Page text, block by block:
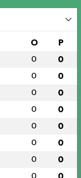
O P
0 0
0 0
0 0
0 0
0 0
0 0
0 0
0 0